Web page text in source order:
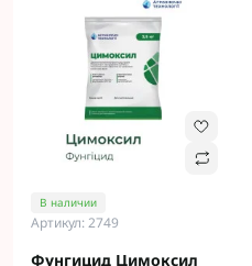
В наличии
Артикул: 2749
Фунгицид Цимоксил